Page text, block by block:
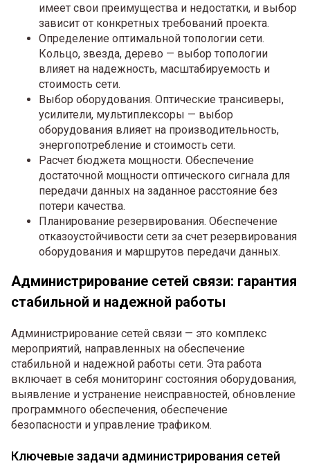
имеет свои преимущества и недостатки, и выбор
зависит от конкретных требований проекта.
Определение оптимальной топологии сети.
Кольцо, звезда, дерево — выбор топологии
влияет на надежность, масштабируемость и
стоимость сети.
Выбор оборудования. Оптические трансиверы,
усилители, мультиплексоры — выбор
оборудования влияет на производительность,
энергопотребление и стоимость сети.
Расчет бюджета мощности. Обеспечение
достаточной мощности оптического сигнала для
передачи данных на заданное расстояние без
потери качества.
Планирование резервирования. Обеспечение
отказоустойчивости сети за счет резервирования
оборудования и маршрутов передачи данных.
Администрирование сетей связи: гарантия
стабильной и надежной работы
Администрирование сетей связи — это комплекс
мероприятий, направленных на обеспечение
стабильной и надежной работы сети. Эта работа
включает в себя мониторинг состояния оборудования,
выявление и устранение неисправностей, обновление
программного обеспечения, обеспечение
безопасности и управление трафиком.
Ключевые задачи администрирования сетей